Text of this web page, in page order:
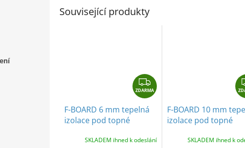
Související produkty
Z
D
A
ZDARMA
F-BOARD 6 mm tepelná
izolace pod topné
SKLADEM ihned k odeslání
F-BOARD 10 mm
izolace pod topné
SKLADEM ihned k